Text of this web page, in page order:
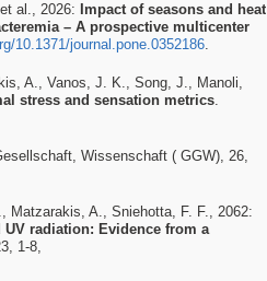
al., 2026: Impact of seasons and heat
– A prospective multicenter
10.1371/journal.pone.0352186.
A., Vanos, J. K., Song, J., Manoli,
stress and sensation metrics.
Wissenschaft ( GGW), 26,
Matzarakis, A., Sniehotta, F. F., 2062:
radiation: Evidence from a
1-8,